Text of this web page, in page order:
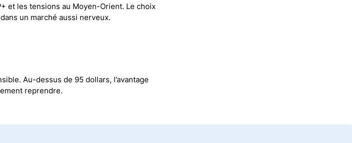
et les tensions au Moyen-Orient. Le choix
un marché aussi nerveux.
Au-dessus de 95 dollars, l’avantage
reprendre.